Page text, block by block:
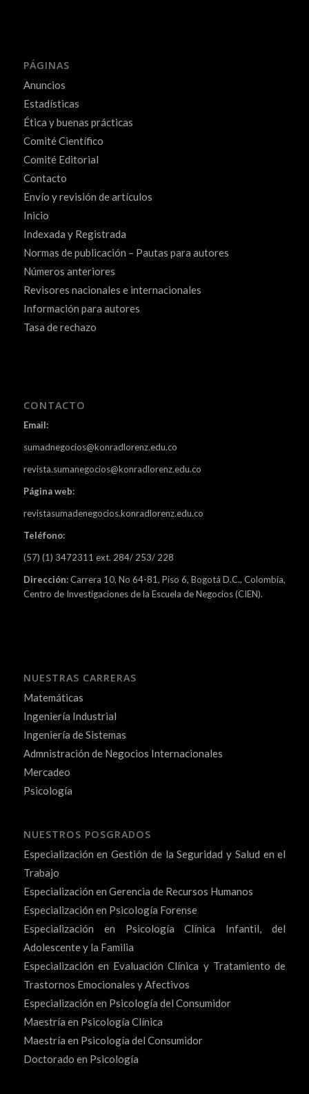
PÁGINAS
Anuncios
Estadísticas
Ética y buenas prácticas
Comité Científico
Comité Editorial
Contacto
Envío y revisión de artículos
Inicio
Indexada y Registrada
Normas de publicación – Pautas para autores
Números anteriores
Revisores nacionales e internacionales
Información para autores
Tasa de rechazo
CONTACTO
Email:
sumadnegocios@konradlorenz.edu.co
revista.sumanegocios@konradlorenz.edu.co
Página web:
revistasumadenegocios.konradlorenz.edu.co
Teléfono:
(57) (1) 3472311 ext. 284/ 253/ 228
Dirección:Carrera 10, No 64-81, Piso 6, Bogotá D.C., Colombia,
Centro de Investigaciones de la Escuela de Negocios (CIEN).
NUESTRAS CARRERAS
Matemáticas
Ingeniería Industrial
Ingeniería de Sistemas
Admnistración de Negocios Internacionales
Mercadeo
Psicología
NUESTROS POSGRADOS
Especialización en Gestión de la Seguridad y Salud en el
Trabajo
Especialización en Gerencia de Recursos Humanos
Especialización en Psicología Forense
Especialización en Psicología Clínica Infantil, del
Adolescente y la Familia
Especialización en Evaluación Clínica y Tratamiento de
Trastornos Emocionales y Afectivos
Especialización en Psicología del Consumidor
Maestría en Psicología Clínica
Maestría en Psicología del Consumidor
Doctorado en Psicología